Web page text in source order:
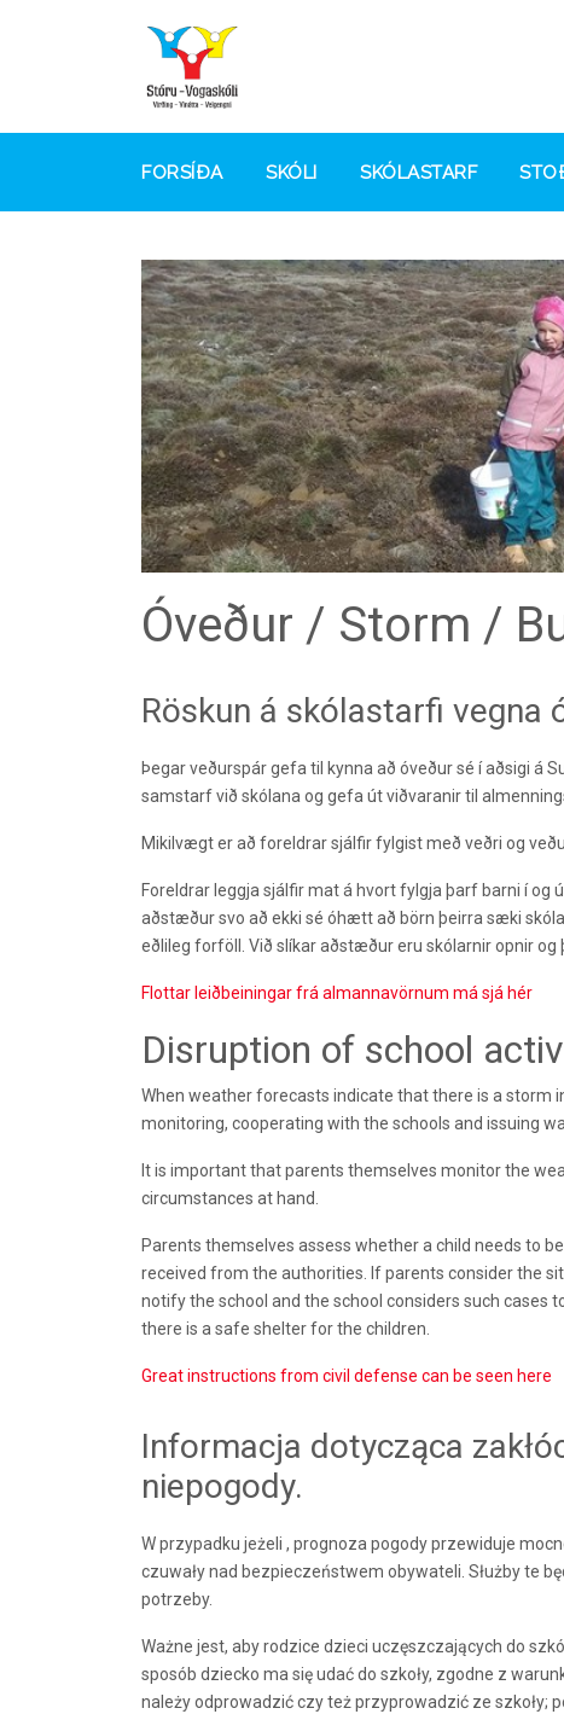
FORSÍÐA SKÓLI SKÓLASTARF
Óveður / Storm /
Röskun á skólastarfi vegna
Þegar veðurspár gefa til kynna að óveður sé í aðsigi
samstarf við skólana og gefa út viðvaranir til
Mikilvægt er að foreldrar sjálfir fylgist með veðri og
Foreldrar leggja sjálfir mat á hvort fylgja þarf barni í
aðstæður svo að ekki sé óhætt að börn þeirra sæki
eðlileg forföll. Við slíkar aðstæður eru skólarnir opnir og
Flottar leiðbeiningar frá almannavörnum má sjá hér
Disruption of school
When weather forecasts indicate that there is a storm
monitoring, cooperating with the schools and issuing
It is important that parents themselves monitor the
circumstances at hand.
Parents themselves assess whether a child needs to
received from the authorities. If parents consider the
notify the school and the school considers such cases
there is a safe shelter for the children.
Great instructions from civil defense can be seen here
Informacja dotycząca
niepogody.
W przypadku jeżeli , prognoza pogody przewiduje
czuwały nad bezpieczeństwem obywateli. Służby te
potrzeby.
Ważne jest, aby rodzice dzieci uczęszczających do
sposób dziecko ma się udać do szkoły, zgodne z
należy odprowadzić czy też przyprowadzić ze szkoły;